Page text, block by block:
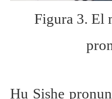
Figura 3. El
Hu Sishe